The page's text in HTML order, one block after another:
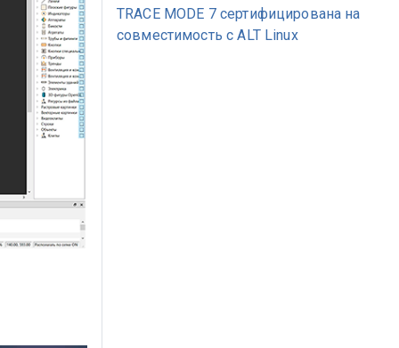
TRACE MODE 7 сертифицирована на
совместимость с ALT Linux